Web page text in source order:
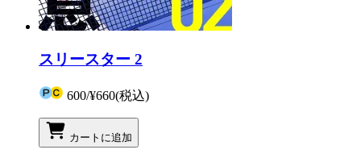
スリースター 2
600/¥660(税込)
カートに追加